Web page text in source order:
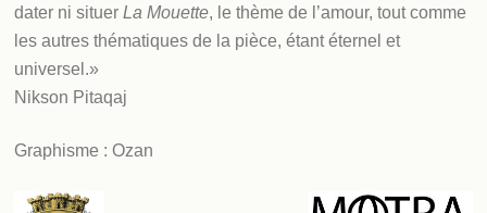
dater ni situerLa Mouette, le thème de l’amour, tout comme
les autres thématiques de la pièce, étant éternel et
universel.»
Nikson Pitaqaj
Graphisme : Ozan